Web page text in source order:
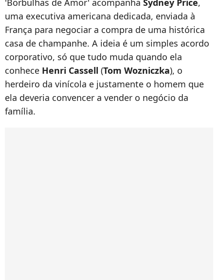
'Borbulhas de Amor' acompanha Sydney Price,
uma executiva americana dedicada, enviada à
França para negociar a compra de uma histórica
casa de champanhe. A ideia é um simples acordo
corporativo, só que tudo muda quando ela
conhece Henri Cassell (Tom Wozniczka), o
herdeiro da vinícola e justamente o homem que
ela deveria convencer a vender o negócio da
família.